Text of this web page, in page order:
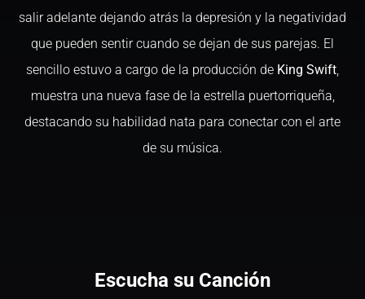
salir adelante dejando atrás la depresión y la negatividad
que pueden sentir cuando se dejan de sus parejas. El
sencillo estuvo a cargo de la producción de King Swift,
muestra una nueva fase de la estrella puertorriqueña,
destacando su habilidad nata para conectar con el arte
de su música.
Escucha su Canción